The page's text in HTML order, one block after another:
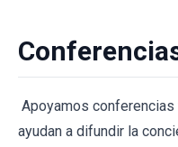
Apoyamos
ayudan a difundir la